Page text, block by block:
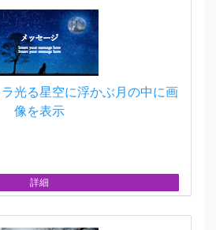
光る星空に浮かぶ月の中に画
像を表示
詳細